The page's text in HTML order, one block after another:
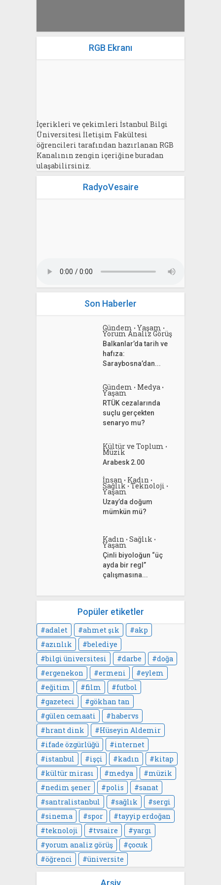
RGB Ekranı
İçerikleri ve çekimleri İstanbul Bilgi
Üniversitesi İletişim Fakültesi
öğrencileri tarafından hazırlanan RGB
Kanalının zengin içeriğine buradan
ulaşabilirsiniz.
RadyoVesaire
Son Haberler
Gündem • Yaşam •
Yorum Analiz Görüş
Balkanlar’da tarih ve
hafıza:
Saraybosna’dan...
Gündem • Medya •
Yaşam
RTÜK cezalarında
suçlu gerçekten
senaryo mu?
Kültür ve Toplum •
Müzik
Arabesk 2.00
İnsan • Kadın •
Sağlık • Teknoloji •
Yaşam
Uzay’da doğum
mümkün mü?
Kadın • Sağlık •
Yaşam
Çinli biyoloğun “üç
ayda bir regl”
çalışmasına...
Popüler etiketler
adalet ahmet şık
akp
azınlık
belediye
bilgi üniversitesi
darbe
doğa
ergenekon
ermeni
eylem
eğitim
film
futbol
gazeteci
gökhan tan
gülen cemaati
habervs
hrant dink
Hüseyin Aldemir
ifade özgürlüğü
internet
istanbul
işçi kadın
kitap
kültür mirası
medya
müzik
nedim şener
polis
sanat
santralistanbul
sağlık
sergi
sinema
spor
tayyip erdoğan
teknoloji
tvsaire
yargı
yorum analiz görüş
çocuk
öğrenci
üniversite
Arşiv